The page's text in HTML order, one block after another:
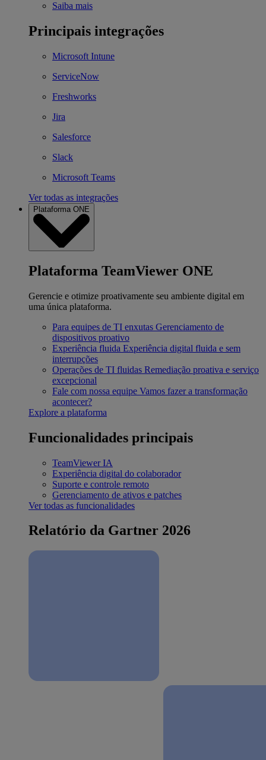
Saiba mais
Principais integrações
Microsoft Intune
ServiceNow
Freshworks
Jira
Salesforce
Slack
Microsoft Teams
Ver todas as integrações
Plataforma ONE
Plataforma TeamViewer ONE
Gerencie e otimize proativamente seu ambiente digital em
uma única plataforma.
Para equipes de TI enxutas Gerenciamento de
dispositivos proativo
Experiência fluida Experiência digital fluida e sem
interrupções
Operações de TI fluidas Remediação proativa e serviço
excepcional
Fale com nossa equipe Vamos fazer a transformação
acontecer?
Explore a plataforma
Funcionalidades principais
TeamViewer IA
Experiência digital do colaborador
Suporte e controle remoto
Gerenciamento de ativos e patches
Ver todas as funcionalidades
Relatório da Gartner 2026